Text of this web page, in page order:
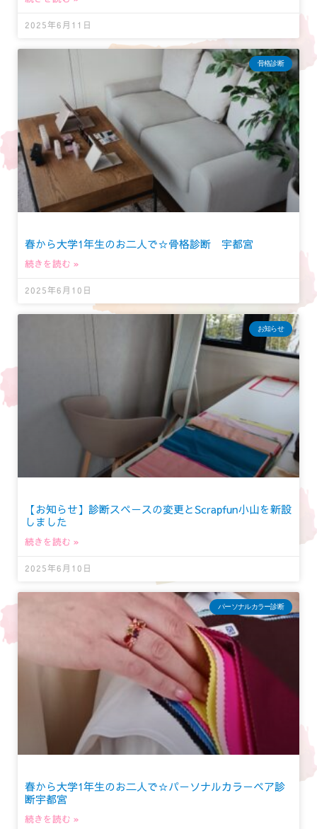
2025年6月11日
骨格診断
春から大学1年生のお二人で☆骨格診断 宇都宮
続きを読む »
2025年6月10日
お知らせ
【お知らせ】診断スペースの変更とScrapfun小山を新設
しました
続きを読む »
2025年6月10日
パーソナルカラー診断
春から大学1年生のお二人で☆パーソナルカラーペア診
断宇都宮
続きを読む »